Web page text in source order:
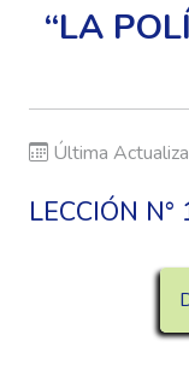
“LA
Última
LECCIÓN N°